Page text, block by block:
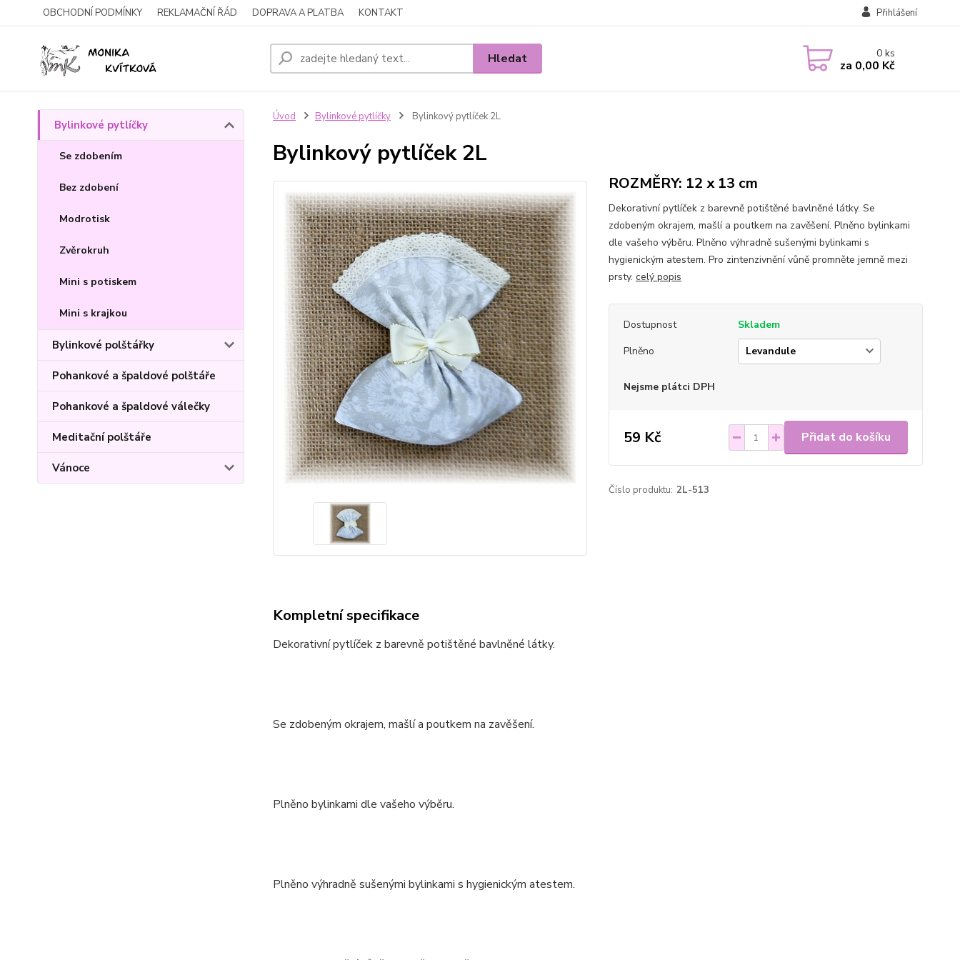
OBCHODNÍ PODMÍNKY REKLAMAČNÍ ŘÁD DOPRAVA A PLATBA KONTAKT Přihlášení
Hledat 0ks
za 0,00 Kč
Bylinkové pytlíčky
Se zdobením
Bez zdobení
Modrotisk
Zvěrokruh
Mini s potiskem
Mini s krajkou
Bylinkové polštářky
Pohankové a špaldové polštáře
Pohankové a špaldové válečky
Meditační polštáře
Vánoce
Úvod Bylinkové pytlíčky Bylinkový pytlíček 2L
Bylinkový pytlíček 2L
ROZMĚRY: 12 x 13 cm
Dekorativní pytlíček z barevně potištěné bavlněné látky. Se
zdobeným okrajem, mašlí a poutkem na zavěšení. Plněno bylinkami
dle vašeho výběru. Plněno výhradně sušenými bylinkami s
hygienickým atestem. Pro zintenzivnění vůně promněte jemně mezi
prsty. celý popis
Dostupnost
Skladem
Plněno
Nejsme plátci DPH
59 Kč Přidat do košíku
Číslo produktu: 2L-513
Kompletní specifikace
Dekorativní pytlíček z barevně potištěné bavlněné látky.
Se zdobeným okrajem, mašlí a poutkem na zavěšení.
Plněno bylinkami dle vašeho výběru.
Plněno výhradně sušenými bylinkami s hygienickým atestem.